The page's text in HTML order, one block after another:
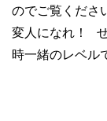
のでご覧くださ
変人になれ！
時一緒のレベル